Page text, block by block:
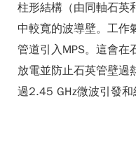
柱形結構（由同軸石英
中較寬的波導壁。工作
管道引入MPS。這會在
放電並防止石英管壁過
過2.45 GHz微波引發和